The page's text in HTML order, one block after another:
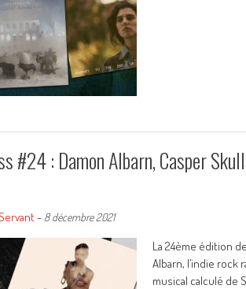
#24 : Damon Albarn, Casper
- 8 décembre 2021
La 24ème édition
Albarn, l’indie rock
musical calculé de